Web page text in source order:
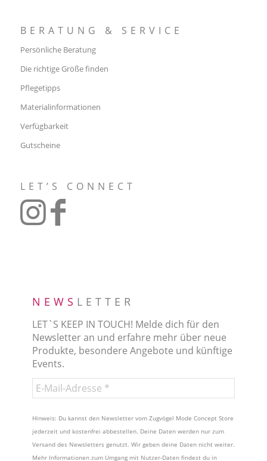
BERATUNG & SERVICE
Persönliche Beratung
Die richtige Größe finden
Pflegetipps
Materialinformationen
Verfügbarkeit
Gutscheine
LET’S CONNECT
NEWS LETTER
LET`S KEEP IN TOUCH! Melde dich für den
Newsletter an und erfahre mehr über neue
Produkte, besondere Angebote und künftige
Events.
Hinweis: Du kannst den Newsletter vom Zugvögel Mode Concept Store
jederzeit und kostenfrei abbestellen. Deine Daten werden nur zum
Versand des Newsletters genutzt. Wir geben deine Daten nicht weiter.
Mehr Informationen zum Umgang mit Nutzer-Daten findest du in